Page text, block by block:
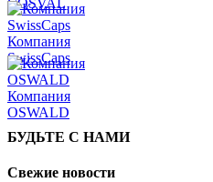
Компания
SwissCaps
Компания
OSWALD
БУДЬТЕ С НАМИ
Свежие новости